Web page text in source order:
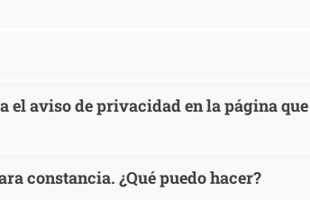
el aviso de privacidad en la página que
constancia. ¿Qué puedo hacer?